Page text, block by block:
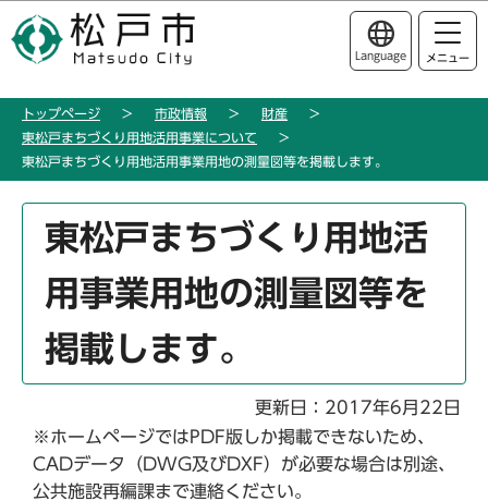
の
ー
このページの本文へ移動
Language メニュー
トップページ 市政情報
財産
東松戸まちづくり用地活用事業について
東松戸まちづくり用地活用事業用地の測量図等を掲載します。
東松戸まちづくり用地活
用事業用地の測量図等を
掲載します。
更新日：2017年6月22日
※ホームページではPDF版しか掲載できないため、
CADデータ（DWG及びDXF）が必要な場合は別途、
公共施設再編課まで連絡ください。